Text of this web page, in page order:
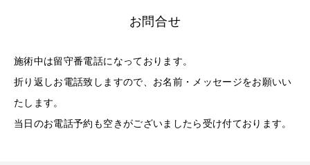
お問合せ
施術中は留守番電話になっております。
折り返しお電話致しますので、お名前・メッセージをお願いい
たします。
当日のお電話予約も空きがございましたら受け付ております。